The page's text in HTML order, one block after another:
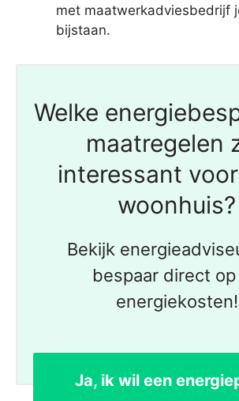
met maatwerkadviesbedrijf
bijstaan.
Welke
maatregelen
interessant
woonhuis?
Bekijk
bespaar direct
energiekosten!
Ja, ik wil een